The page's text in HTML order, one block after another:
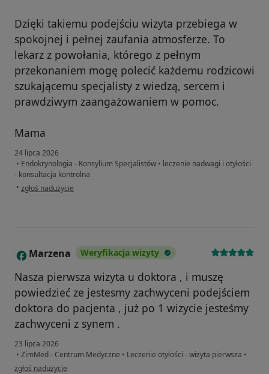
Dzięki takiemu podejściu wizyta przebiega w
spokojnej i pełnej zaufania atmosferze. To
lekarz z powołania, którego z pełnym
przekonaniem mogę polecić każdemu rodzicowi
szukającemu specjalisty z wiedzą, sercem i
prawdziwym zaangażowaniem w pomoc.
Mama
24 lipca 2026
• Endokrynologia - Konsylium Specjalistów • leczenie nadwagi i otyłości
- konsultacja kontrolna
• w opinii użytkownika Wiktoria
zgłoś nadużycie
M Marzena Weryfikacja wizyty
Nasza pierwsza wizyta u doktora , i muszę
powiedzieć ze jestesmy zachwyceni podejściem
doktora do pacjenta , już po 1 wizycie jesteśmy
zachwyceni z synem .
23 lipca 2026
• ZimMed - Centrum Medyczne • Leczenie otyłości - wizyta pierwsza •
w opinii użytkownika Marzena
zgłoś nadużycie